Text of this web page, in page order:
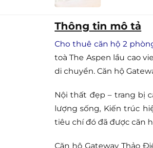
Thông tin mô tả
Cho thuê căn hộ 2
toà The Aspen lầu cao
di chuyển. Căn hộ
Nội thất đẹp – trang bị
lượng sống, Kiến trúc
tiêu chí đó đã được căn
Căn hộ Gateway Thảo